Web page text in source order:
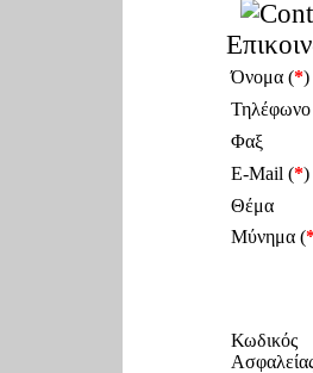
Όνομα (*)
Τηλέφωνο
Φαξ
E-Mail (*)
Θέμα
Μύνημα (
Κωδικός